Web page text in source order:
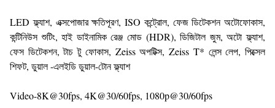
LED ফ্ল্যাশ, এক্সপোজার ক্ষতিপূরণ, ISO কন্ট্রোল, ফেজ ডিটেকশন অটোফোকাস,
কন্টিনিউস শুটিং, হাই ডাইনামিক রেঞ্জ মোড (HDR), ডিজিটাল জুম, অটো ফ্ল্যাশ,
ফেস ডিটেকশন, টাচ টু ফোকাস, Zeiss অপটিক্স, Zeiss T* লেন্স লেপ, পিক্সেল
শিফট, ডুয়াল -এলইডি ডুয়াল-টোন ফ্ল্যাশ
Video-8K@30fps, 4K@30/60fps, 1080p@30/60fps